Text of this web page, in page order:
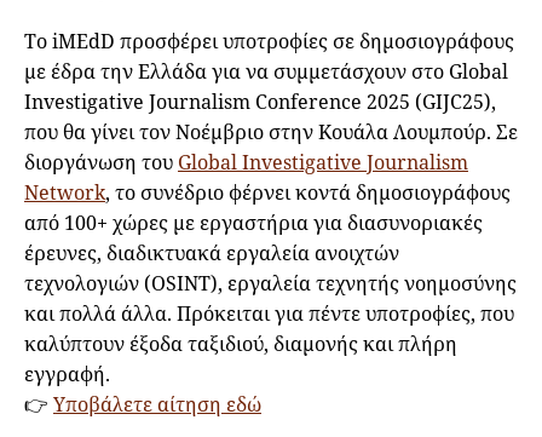
Το iMEdD προσφέρει υποτροφίες σε δημοσιογράφους
με έδρα την Ελλάδα για να συμμετάσχουν στο Global
Investigative Journalism Conference 2025 (GIJC25),
που θα γίνει τον Νοέμβριο στην Κουάλα Λουμπούρ. Σε
διοργάνωση του Global Investigative Journalism
Network, το συνέδριο φέρνει κοντά δημοσιογράφους
από 100+ χώρες με εργαστήρια για διασυνοριακές
έρευνες, διαδικτυακά εργαλεία ανοιχτών
τεχνολογιών (OSINT), εργαλεία τεχνητής νοημοσύνης
και πολλά άλλα. Πρόκειται για πέντε υποτροφίες, που
καλύπτουν έξοδα ταξιδιού, διαμονής και πλήρη
εγγραφή.
👉 Υποβάλετε αίτηση εδώ